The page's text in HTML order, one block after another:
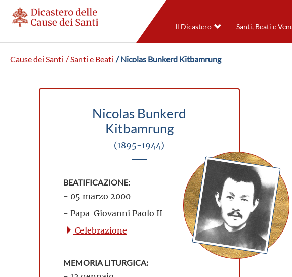
Il Dicastero Santi, Beati e
Cause dei Santi / Santi e Beati / Nicolas Bunkerd Kitbamrung
Nicolas Bunkerd
Kitbamrung
(1895-1944)
BEATIFICAZIONE:
- 05 marzo 2000
- Papa Giovanni Paolo II
Celebrazione
MEMORIA LITURGICA: